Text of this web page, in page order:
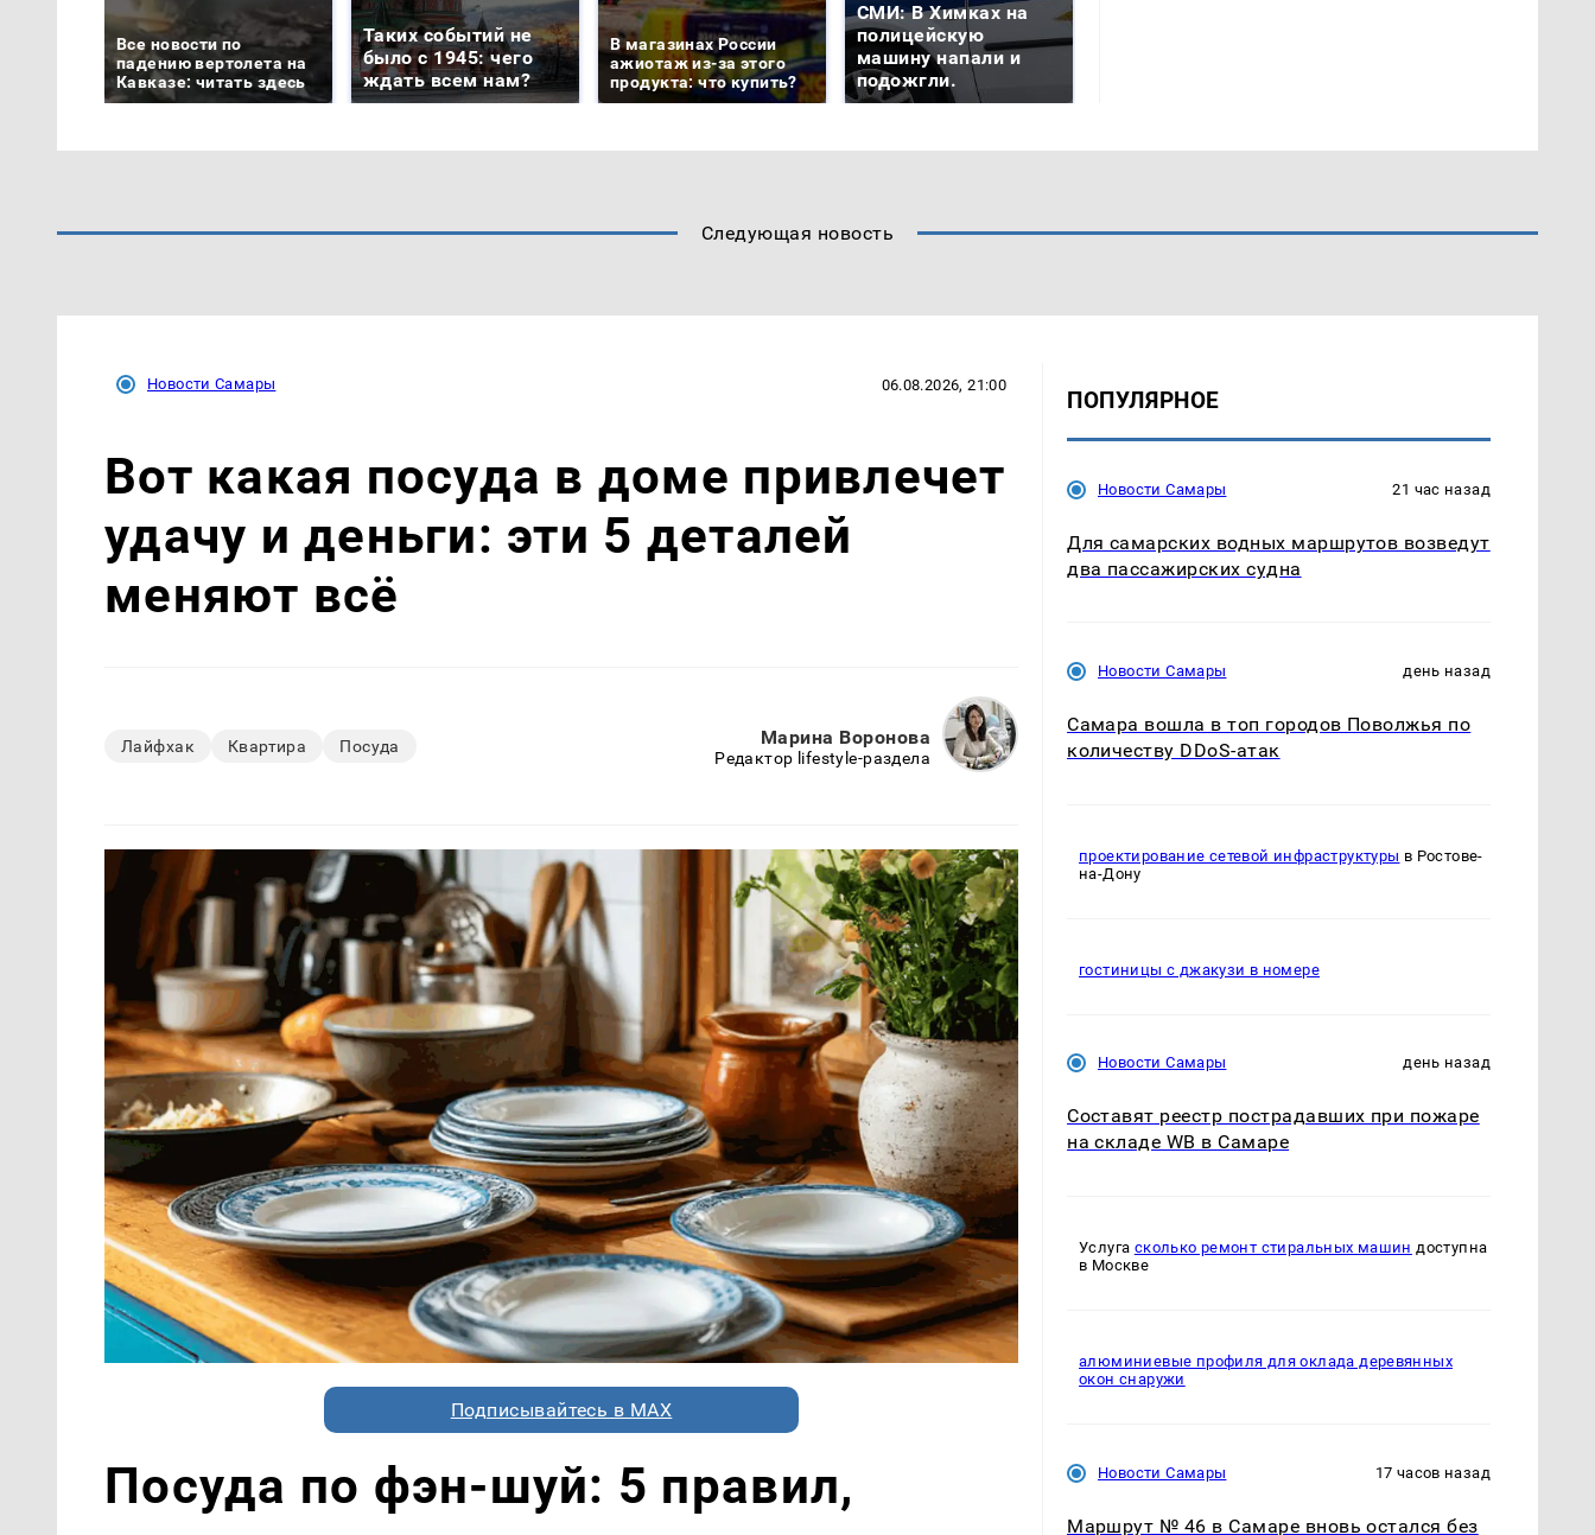
Все новости по
падению вертолета на
Кавказе: читать здесь
Таких событий не
было с 1945: чего
ждать всем нам?
В магазинах России
ажиотаж из-за этого
продукта: что купить?
СМИ: В Химках на
полицейскую
машину напали и
подожгли.
Следующая новость
Новости Самары 06.08.2026, 21:00
Вот какая посуда в доме привлечет
удачу и деньги: эти 5 деталей
меняют всё
Лайфхак Квартира Посуда Марина Воронова
Редактор lifestyle-раздела
Подписывайтесь в MAX
Посуда по фэн-шуй: 5 правил,
ПОПУЛЯРНОЕ
Новости Самары 21 час назад
Для самарских водных маршрутов возведут
два пассажирских судна
Новости Самары день назад
Самара вошла в топ городов Поволжья по
количеству DDoS-атак
проектирование сетевой инфраструктуры в Ростове-
на-Дону
гостиницы с джакузи в номере
Новости Самары день назад
Составят реестр пострадавших при пожаре
на складе WB в Самаре
Услуга сколько ремонт стиральных машин доступна
в Москве
алюминиевые профиля для оклада деревянных
окон снаружи
Новости Самары 17 часов назад
Маршрут № 46 в Самаре вновь остался без